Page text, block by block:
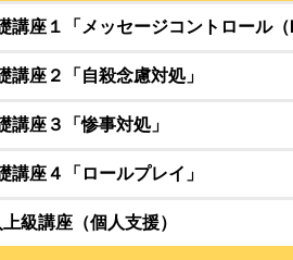
講座１「メッセージコントロール（
講座２「自殺念慮対処」
講座３「惨事対処」
講座４「ロールプレイ」
級講座（個人支援）